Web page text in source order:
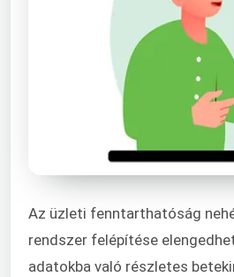
Az üzleti fenntarthatóság
rendszer felépítése
adatokba való részletes